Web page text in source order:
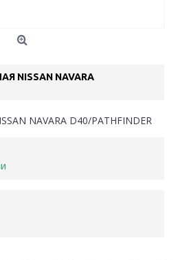
NISSAN NAVARA
NAVARA D40/PATHFINDER